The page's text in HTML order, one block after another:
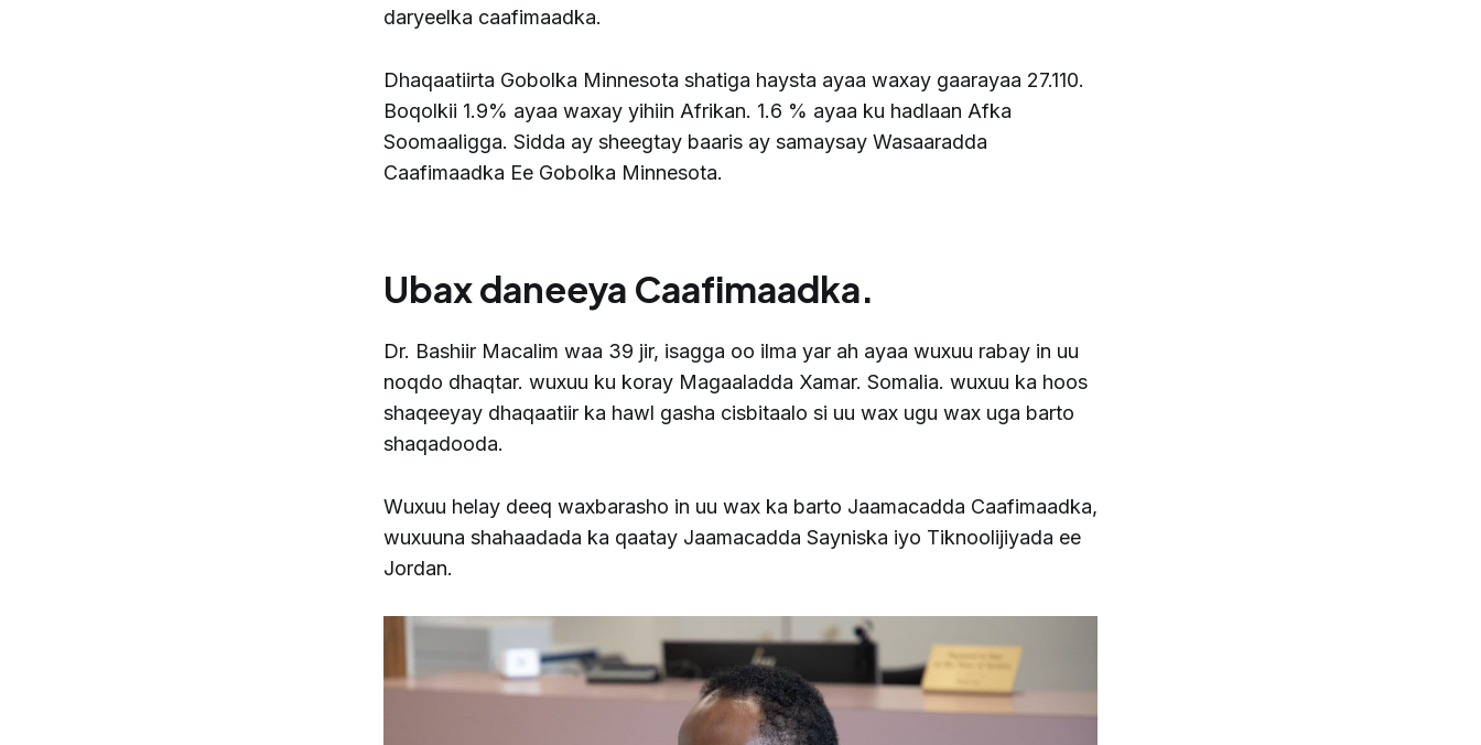
daryeelka caafimaadka.
Dhaqaatiirta Gobolka Minnesota shatiga haysta ayaa waxay gaarayaa 27.110.
Boqolkii 1.9% ayaa waxay yihiin Afrikan. 1.6 % ayaa ku hadlaan Afka
Soomaaligga. Sidda ay sheegtay baaris ay samaysay Wasaaradda
Caafimaadka Ee Gobolka Minnesota.
Ubax daneeya Caafimaadka.
Dr. Bashiir Macalim waa 39 jir, isagga oo ilma yar ah ayaa wuxuu rabay in uu
noqdo dhaqtar. wuxuu ku koray Magaaladda Xamar. Somalia. wuxuu ka hoos
shaqeeyay dhaqaatiir ka hawl gasha cisbitaalo si uu wax ugu wax uga barto
shaqadooda.
Wuxuu helay deeq waxbarasho in uu wax ka barto Jaamacadda Caafimaadka,
wuxuuna shahaadada ka qaatay Jaamacadda Sayniska iyo Tiknoolijiyada ee
Jordan.